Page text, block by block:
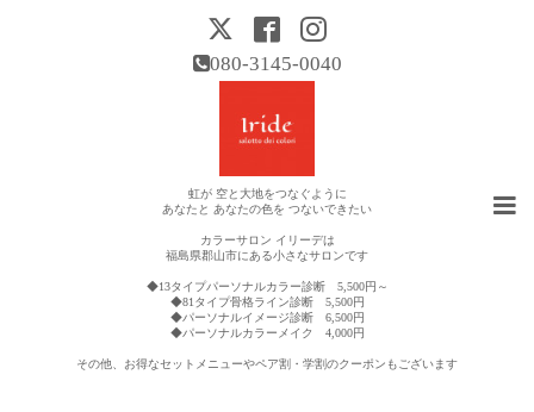
080-3145-0040
虹が 空と大地をつなぐように
あなたと あなたの色を つないできたい
カラーサロン イリーデは
福島県郡山市にある小さなサロンです
◆13タイプパーソナルカラー診断 5,500円～
◆81タイプ骨格ライン診断 5,500円
◆パーソナルイメージ診断 6,500円
◆パーソナルカラーメイク 4,000円
その他、お得なセットメニューやペア割・学割のクーポンもございます